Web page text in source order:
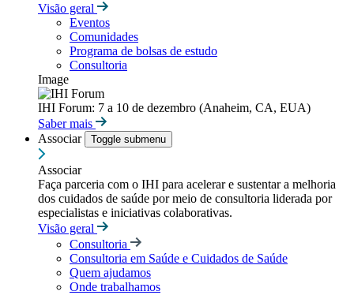
Visão geral
Eventos
Comunidades
Programa de bolsas de estudo
Consultoria
Image
IHI Forum: 7 a 10 de dezembro (Anaheim, CA, EUA)
Saber mais
Associar
Toggle submenu
Associar
Faça parceria com o IHI para acelerar e sustentar a melhoria
dos cuidados de saúde por meio de consultoria liderada por
especialistas e iniciativas colaborativas.
Visão geral
Consultoria
Consultoria em Saúde e Cuidados de Saúde
Quem ajudamos
Onde trabalhamos